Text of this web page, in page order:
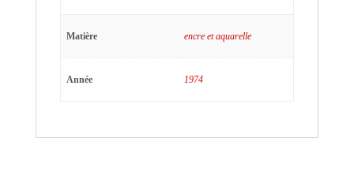
Matière encre et aquarelle
Année 1974